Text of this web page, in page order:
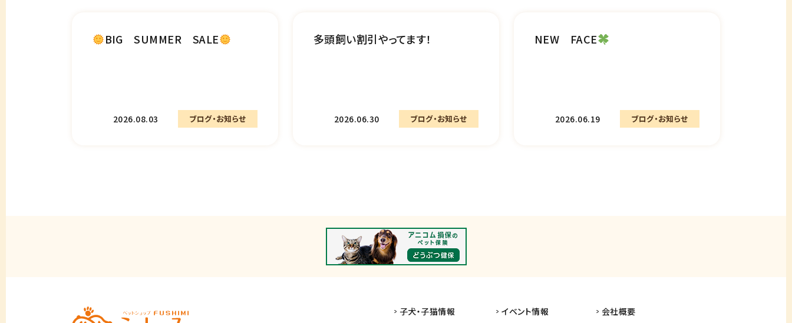
BIG SUMMER SALE
2026.08.03 ブログ・お知らせ
多頭飼い割引やってます！
2026.06.30 ブログ・お知らせ
NEW FACE
2026.06.19 ブログ・お知らせ
子犬・子猫情報 イベント情報 会社概要